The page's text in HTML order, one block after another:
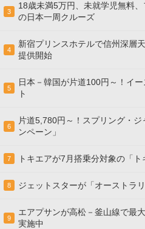
3
18歳未満5万円、未就学児無料
の日本一周クルーズ
4
新宿プリンスホテルで信州深層
提供開始
5
日本－韓国が片道100円～！イ
ト
6
片道5,780円～！スプリング・ジ
ンペーン」
7 トキエアが7月搭乗分対象の「
8 ジェットスターが「オーストラ
9
エアプサンが高松－釜山線で最
実施中